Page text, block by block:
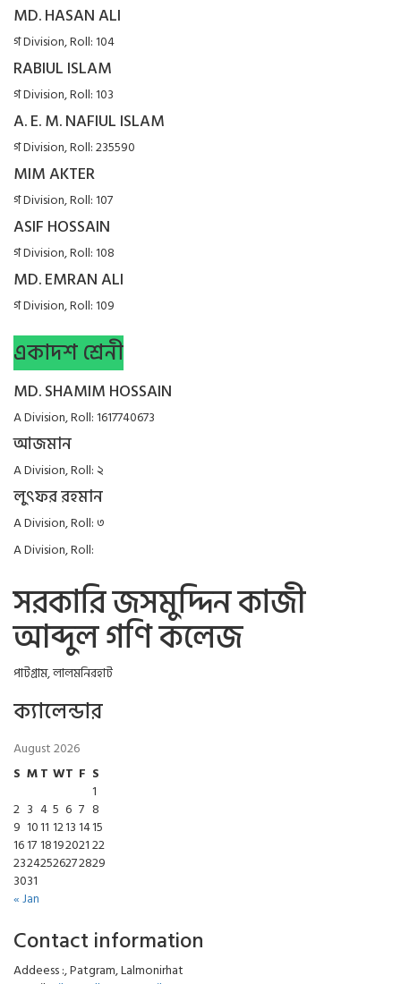
MD. HASAN ALI
গ Division, Roll: 104
RABIUL ISLAM
গ Division, Roll: 103
A. E. M. NAFIUL ISLAM
গ Division, Roll: 235590
MIM AKTER
গ Division, Roll: 107
ASIF HOSSAIN
গ Division, Roll: 108
MD. EMRAN ALI
গ Division, Roll: 109
একাদশ শ্রেনী
MD. SHAMIM HOSSAIN
A Division, Roll: 1617740673
আজমান
A Division, Roll: ২
লুৎফর রহমান
A Division, Roll: ৩
A Division, Roll:
সরকারি জসমুদ্দিন কাজী
আব্দুল গণি কলেজ
পাটগ্রাম, লালমনিরহাট
ক্যালেন্ডার
August 2026
S MT WT F S
1
2 3 4 5 6 7 8
9 1011 12131415
16171819202122
23242526272829
3031
« Jan
Contact information
Addeess :, Patgram, Lalmonirhat